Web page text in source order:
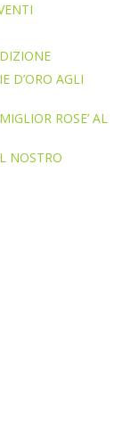
D’ORO AGLI
ROSE’ AL
NOSTRO